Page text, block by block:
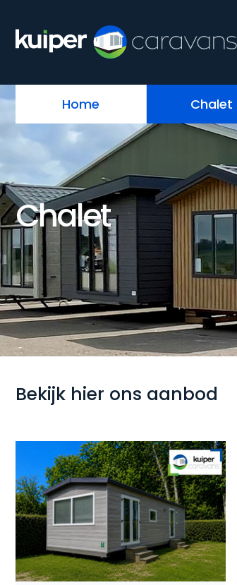
Home Chalet
Chalet
Bekijk hier ons aanbod